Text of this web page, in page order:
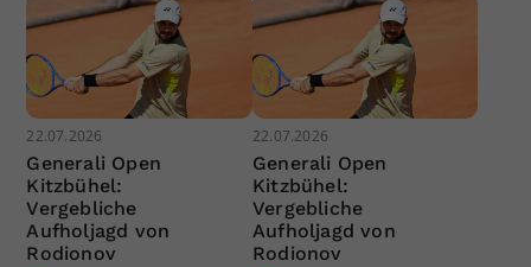
22.07.2026
Generali Open
Kitzbühel:
Vergebliche
Aufholjagd von
Rodionov
22.07.2026
Generali Open
Kitzbühel:
Vergebliche
Aufholjagd von
Rodionov